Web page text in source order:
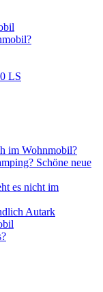
LS
im Wohnmobil?
Schöne neue
es nicht im
Autark